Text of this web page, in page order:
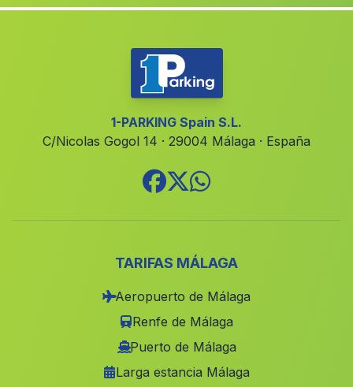
(Murcia)
(Alicante)
(Alicante)
Higueruelas(Valencia)
La Pobla de Vallbona(Valencia)
(Alicante)
(Murcia)
La Llosa de Ranes (Valencia)
Massamagrell (Valencia)
1-PARKING Spain S.L.
C/Nicolas Gogol 14 · 29004 Málaga · España
TARIFAS MÁLAGA
Aeropuerto de Málaga
Renfe de Málaga
Puerto de Málaga
Larga estancia Málaga